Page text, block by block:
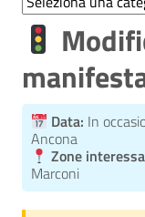
Categories
Data: In
Ancona
Zone
Marconi